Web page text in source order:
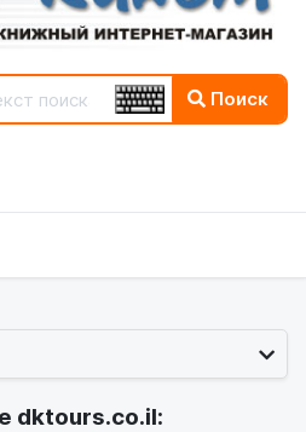
Поиск
dktours.co.il: